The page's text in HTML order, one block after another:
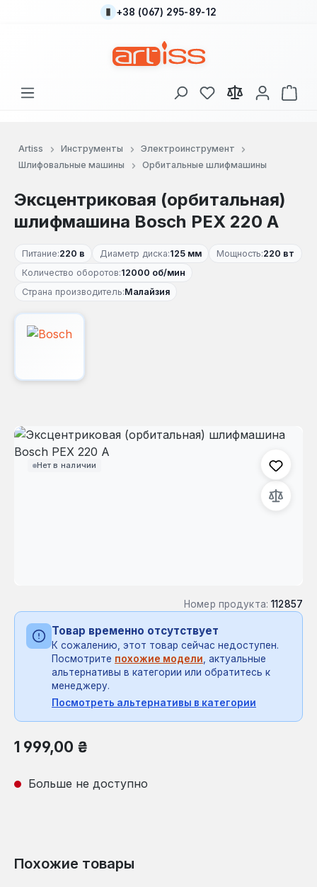
Перейти к основному содержанию
+38 (067) 295-89-12
У вас есть товары
В
Artiss Инструменты
Электроинструмент
Шлифовальные машины
Орбитальные шлифмашины
Эксцентриковая (орбитальная)
шлифмашина Bosch PEX 220 A
Питание:220 в Диаметр диска:125 мм Мощность:220 вт
Количество оборотов:12000 об/мин
Страна производитель:Малайзия
Нет в наличии
Пропустить галерею изображений
Номер продукта: 112857
Товар временно отсутствует
К сожалению, этот товар сейчас недоступен.
Посмотрите похожие модели, актуальные
альтернативы в категории или обратитесь к
менеджеру.
Посмотреть альтернативы в категории
Обычная цена:
1 999,00 ₴
Больше не доступно
Похожие товары